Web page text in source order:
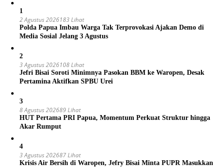
1
2 Agustus 2026183 Lihat
Polda Papua Imbau Warga Tak Terprovokasi Ajakan Demo di
Media Sosial Jelang 3 Agustus
2
3 Agustus 2026108 Lihat
Jefri Bisai Soroti Minimnya Pasokan BBM ke Waropen, Desak
Pertamina Aktifkan SPBU Urei
3
8 Agustus 202689 Lihat
HUT Pertama PRI Papua, Momentum Perkuat Struktur hingga
Akar Rumput
4
3 Agustus 202687 Lihat
Krisis Air Bersih di Waropen, Jefry Bisai Minta PUPR Masukkan